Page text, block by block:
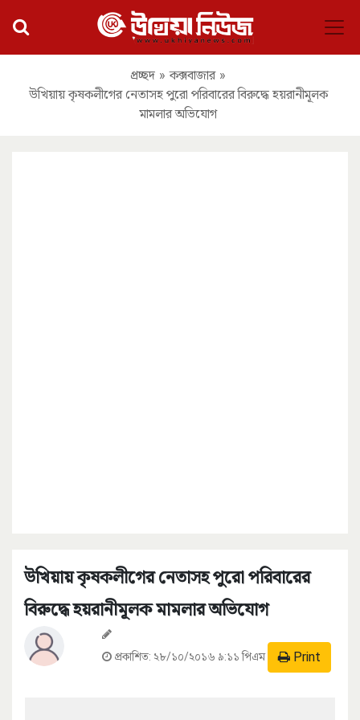
প্রচ্ছদ » কক্সবাজার »
উখিয়ায় কৃষকলীগের নেতাসহ পুরো পরিবারের বিরুদ্ধে হয়রানীমূলক
মামলার অভিযোগ
উখিয়ায় কৃষকলীগের নেতাসহ পুরো পরিবারের
বিরুদ্ধে হয়রানীমূলক মামলার অভিযোগ
প্রকাশিত: ২৮/১০/২০১৬ ৯:১১ পিএম Print